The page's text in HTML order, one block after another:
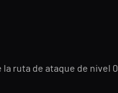
ruta de ataque de nivel 0